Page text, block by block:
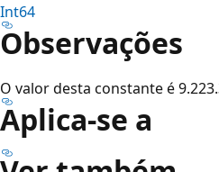
Int64
Observações
O valor desta constante é
Aplica-se a